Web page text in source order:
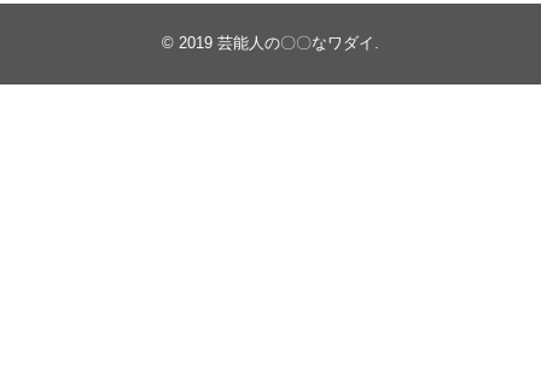
© 2019 芸能人の〇〇なワダイ